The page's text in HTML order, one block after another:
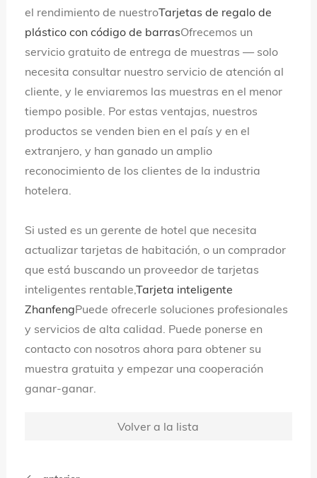
el rendimiento de nuestroTarjetas de regalo de
plástico con código de barrasOfrecemos un
servicio gratuito de entrega de muestras — solo
necesita consultar nuestro servicio de atención al
cliente, y le enviaremos las muestras en el menor
tiempo posible. Por estas ventajas, nuestros
productos se venden bien en el país y en el
extranjero, y han ganado un amplio
reconocimiento de los clientes de la industria
hotelera.
Si usted es un gerente de hotel que necesita
actualizar tarjetas de habitación, o un comprador
que está buscando un proveedor de tarjetas
inteligentes rentable, Tarjeta inteligente
ZhanfengPuede ofrecerle soluciones profesionales
y servicios de alta calidad. Puede ponerse en
contacto con nosotros ahora para obtener su
muestra gratuita y empezar una cooperación
ganar-ganar.
Volver a la lista